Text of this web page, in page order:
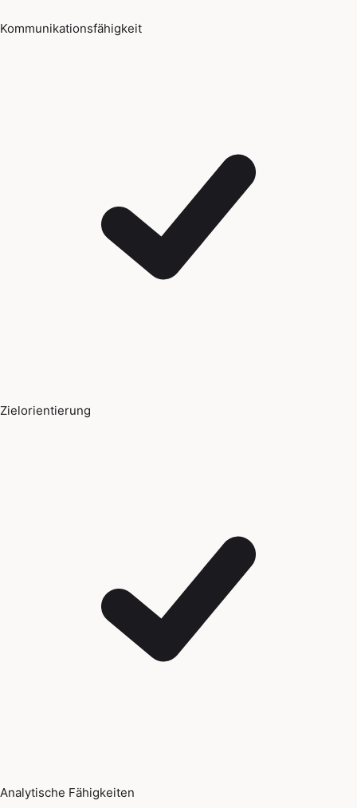
Kommunikationsfähigkeit
Zielorientierung
Analytische Fähigkeiten